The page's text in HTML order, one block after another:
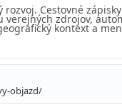
Cestovné
verejných zdrojov,
kontext a
objazd/